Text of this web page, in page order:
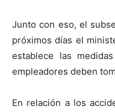
Junto con eso, el
próximos días el
establece las
empleadores deben
En relación a los